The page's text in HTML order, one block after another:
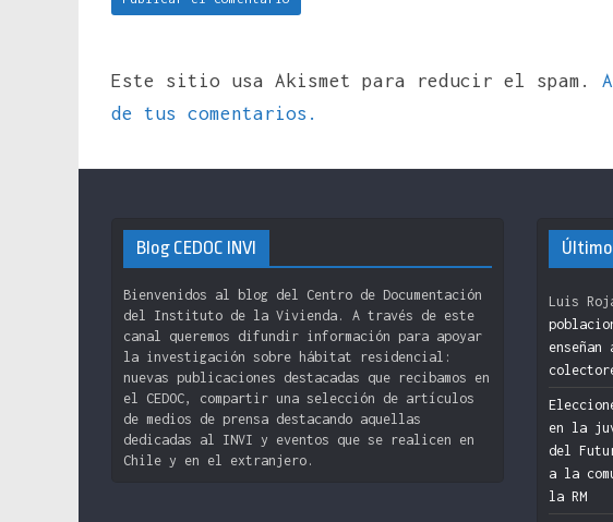
Este sitio usa Akismet para reducir el spam.
de tus comentarios.
Blog CEDOC INVI
Bienvenidos al blog del Centro de Documentación
del Instituto de la Vivienda. A través de este
canal queremos difundir información para apoyar
la investigación sobre hábitat residencial:
nuevas publicaciones destacadas que recibamos en
el CEDOC, compartir una selección de artículos
de medios de prensa destacando aquellas
dedicadas al INVI y eventos que se realicen en
Chile y en el extranjero.
Luis
en la
del
a la
la RM